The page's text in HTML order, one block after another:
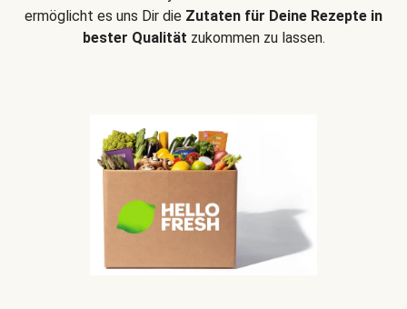
ermöglicht es uns Dir die Zutaten für Deine Rezepte in
bester Qualität zukommen zu lassen.